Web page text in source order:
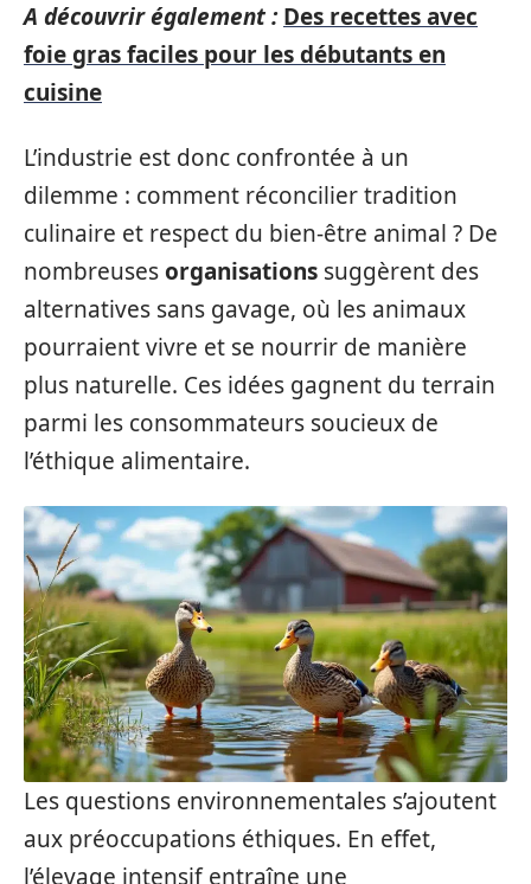
A découvrir également : Des recettes avec
foie gras faciles pour les débutants en
cuisine
L’industrie est donc confrontée à un
dilemme : comment réconcilier tradition
culinaire et respect du bien-être animal ? De
nombreusesorganisations suggèrent des
alternatives sans gavage, où les animaux
pourraient vivre et se nourrir de manière
plus naturelle. Ces idées gagnent du terrain
parmi les consommateurs soucieux de
l’éthique alimentaire.
Les questions environnementales s’ajoutent
aux préoccupations éthiques. En effet,
l’élevage intensif entraîne une